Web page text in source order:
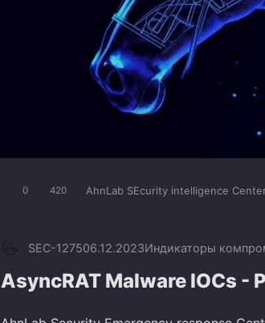
0 420 AhnLab SEcurity intelligence
SEC-127506.12.2023Индикаторы
AsyncRAT Malware IOCs -